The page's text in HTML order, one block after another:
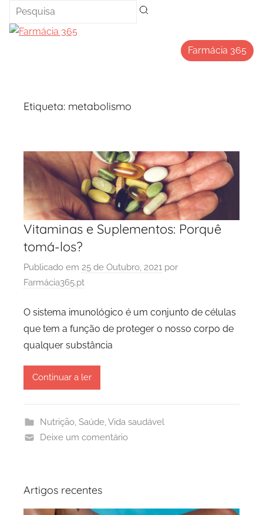
Saltar
para
Farmácia 365
Etiqueta: metabolismo
Vitaminas e Suplementos: Porquê
tomá-los?
Publicado em 25 de Outubro, 2021 por
Farmácia365.pt
O sistema imunológico é um conjunto de células
que tem a função de proteger o nosso corpo de
qualquer substância
Continuar a ler
Nutrição, Saúde, Vida saudável
Deixe um comentário
Artigos recentes